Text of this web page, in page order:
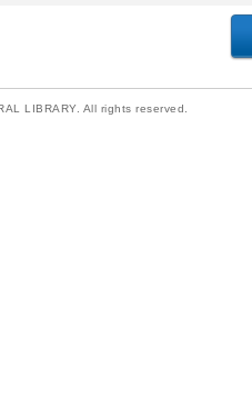
LIBRARY. All rights reserved.